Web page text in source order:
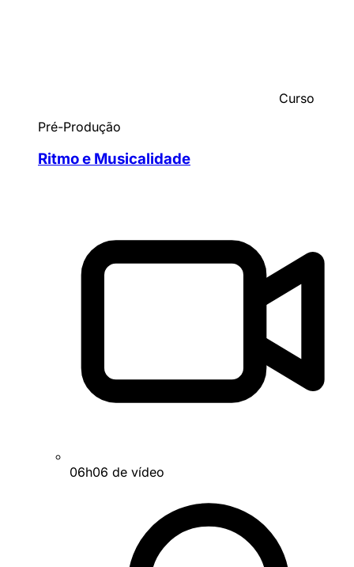
Curso
Pré-Produção
Ritmo e Musicalidade
06h06 de vídeo